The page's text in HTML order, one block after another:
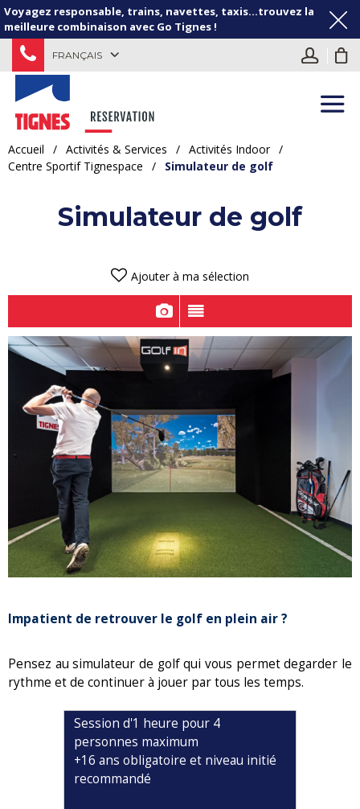
Voyagez responsable, trains, navettes, taxis...trouvez la
meilleure combinaison avec Go Tignes !
FRANÇAIS
Accueil / Activités & Services / Activités Indoor /
Centre Sportif Tignespace
/ Simulateur de golf
Simulateur de golf
Ajouter à ma sélection
Impatient de retrouver le golf en plein air ?
Pensez au simulateur de golf qui vous permet degarder le
rythme et de continuer à jouer par tous les temps.
Session d'1 heure pour 4
personnes maximum
+16 ans obligatoire et niveau initié
recommandé